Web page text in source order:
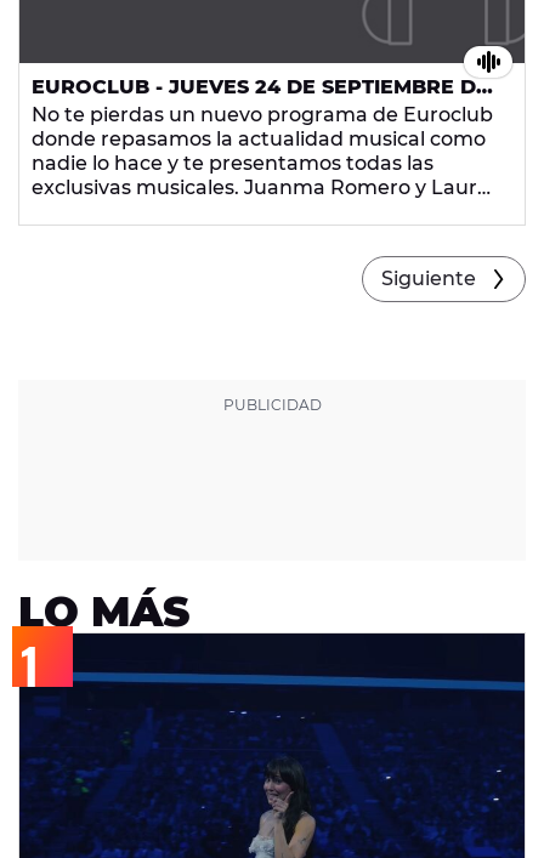
EUROCLUB - JUEVES 24 DE SEPTIEMBRE DE
2015
No te pierdas un nuevo programa de Euroclub
donde repasamos la actualidad musical como
nadie lo hace y te presentamos todas las
exclusivas musicales. Juanma Romero y Laura
cada noche en Europa FM con los temazos que
Siguiente
LO MÁS